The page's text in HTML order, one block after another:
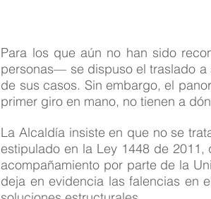
Para los que aún no han sido
personas— se dispuso el traslado a
de sus casos. Sin embargo, el
primer giro en mano, no tienen a
La Alcaldía insiste en que no se
estipulado en la Ley 1448 de
acompañamiento por parte de la
deja en evidencia las falencias en